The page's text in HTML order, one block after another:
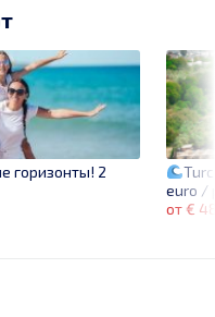
euro /
от €
горизонты! 2